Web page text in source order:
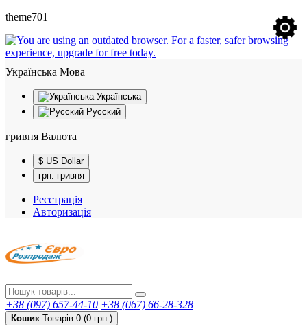
theme701
Українська Мова
Українська
Русский
гривня Валюта
$ US Dollar
грн. гривня
Реєстрація
Авторизація
+38 (097) 657-44-10 +38 (067) 66-28-328
Кошик Товарів 0 (0 грн.)